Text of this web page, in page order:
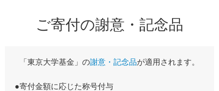
ご寄付の謝意・記念品
「東京大学基金」の謝意・記念品が適用されます。
●寄付金額に応じた称号付与